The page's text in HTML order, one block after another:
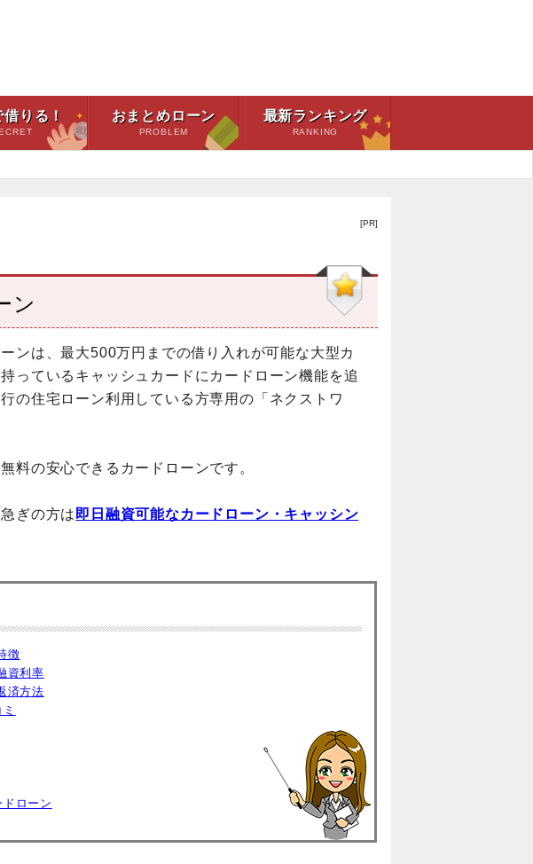
りる！ おまとめローン
PROBLEM
最新ランキング
RANKING
[PR]
ン
ンは、最大500万円までの借り入れが可能な大型カ
っているキャッシュカードにカードローン機能を追
の住宅ローン利用している方専用の「ネクストワ
料の安心できるカードローンです。
ぎの方は 即日融資可能なカードローン・キャッシン
徴
資利率
済方法
ローン